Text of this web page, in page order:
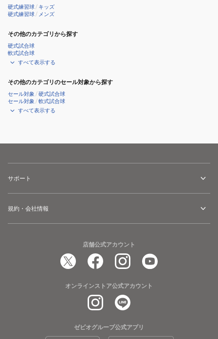
硬式練習球/ キッズ
硬式練習球/ メンズ
その他のカテゴリから探す
硬式試合球
軟式試合球
すべて表示する
その他のカテゴリのセール対象から探す
セール対象 /硬式試合球
セール対象 /軟式試合球
すべて表示する
サポート
規約・会社情報
店舗公式アカウント
オンラインストア公式アカウント
ゼビオグループ公式アプリ